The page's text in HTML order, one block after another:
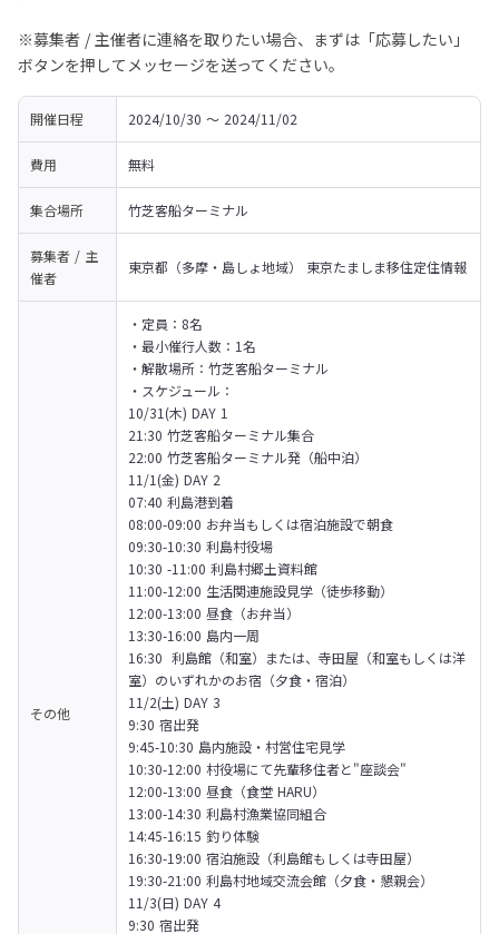
※募集者 / 主催者に連絡を取りたい場合、まずは「応募したい」
ボタンを押してメッセージを送ってください。
開催日程 2024/10/30 〜 2024/11/02
費用 無料
集合場所 竹芝客船ターミナル
募集者 / 主
催者
東京都（多摩・島しょ地域） 東京たましま移住定住情報
その他
・定員：8名
・最小催行人数：1名
・解散場所：竹芝客船ターミナル
・スケジュール：
10/31(木) DAY 1
21:30 竹芝客船ターミナル集合
22:00 竹芝客船ターミナル発（船中泊）
11/1(金) DAY 2
07:40 利島港到着
08:00-09:00 お弁当もしくは宿泊施設で朝食
09:30-10:30 利島村役場
10:30 -11:00 利島村郷土資料館
11:00-12:00 生活関連施設見学（徒歩移動）
12:00-13:00 昼食（お弁当）
13:30-16:00 島内一周
16:30  利島館（和室）または、寺田屋（和室もしくは洋
室）のいずれかのお宿（夕食・宿泊）
11/2(土) DAY 3
9:30 宿出発
9:45-10:30 島内施設・村営住宅見学
10:30-12:00 村役場にて先輩移住者と"座談会"
12:00-13:00 昼食（食堂 HARU）
13:00-14:30 利島村漁業協同組合
14:45-16:15 釣り体験
16:30-19:00 宿泊施設（利島館もしくは寺田屋）
19:30-21:00 利島村地域交流会館（夕食・懇親会）
11/3(日) DAY 4
9:30 宿出発